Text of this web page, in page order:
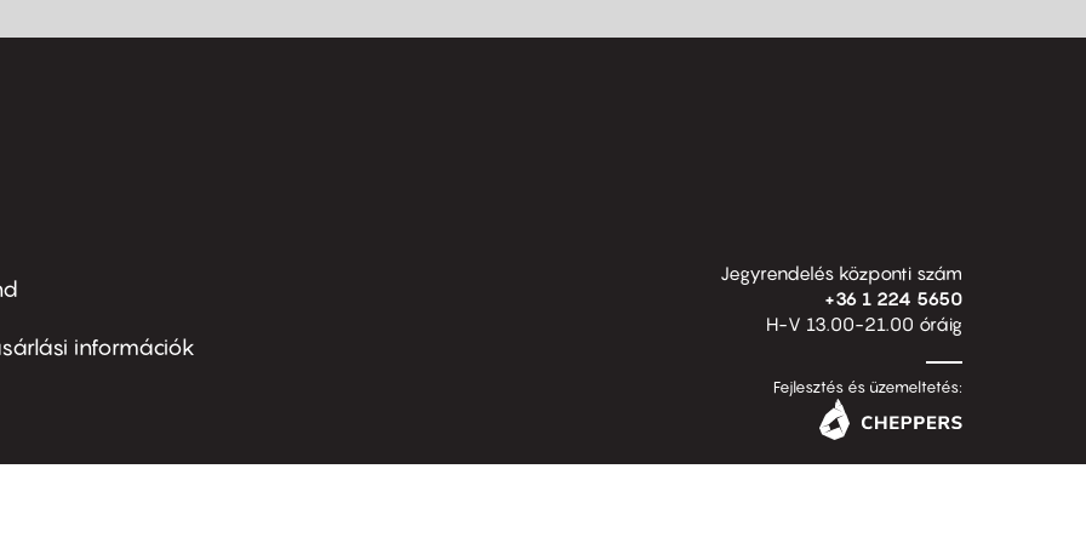
információk
Jegyrendelés központi szám
+36 1 224 5650
H-V 13.00-21.00 óráig
Fejlesztés és üzemeltetés: